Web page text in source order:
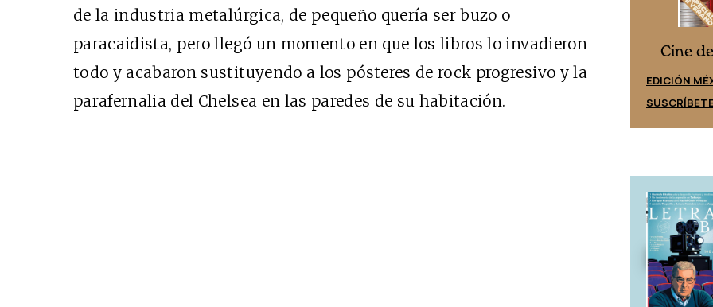
de la industria metalúrgica, de pequeño quería ser buzo o
paracaidista, pero llegó un momento en que los libros lo invadieron
todo y acabaron sustituyendo a los pósteres de rock progresivo y la
parafernalia del Chelsea en las paredes de su habitación.
Cine desde los márgenes
EDICIÓN MÉXICO
SUSCRÍBETE
Cine desde los márgenes
EDICIÓN ESPAÑA
SUSCRÍBETE
Cine
EDICIÓN